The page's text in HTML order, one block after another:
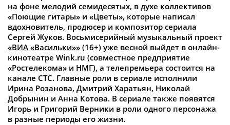
на фоне мелодий семидесятых, в духе коллективов
«Поющие гитары» и «Цветы», которые написал
вдохновитель, продюсер и композитор сериала
Сергей Жуков. Восьмисерийный музыкальный проект
«ВИА «Васильки»» (16+) уже весной выйдет в онлайн-
кинотеатре Wink.ru (совместное предприятие
«Ростелекома» и НМГ), а телепремьера состоится на
канале СТС. Главные роли в сериале исполнили
Ирина Розанова, Дмитрий Харатьян, Николай
Добрынин и Анна Котова. В сериале также появятся
Игорь и Григорий Верники в роли одного персонажа
в разные периоды его жизни.